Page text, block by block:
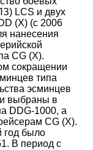
LCS и двух
(X) (с 2006
нанесения
CG (X).
сокращении
типа
эсминцев
выбраны в
DDG-1000, а
CG (X).
год было
В период с